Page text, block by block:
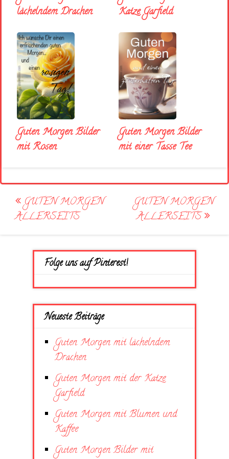
lächelndem Drachen
Katze Garfield
Guten Morgen Bilder
mit Rosen
Guten Morgen Bilder
mit einer Tasse Tee
Post
navigation
GUTEN MORGEN
ALLERSEITS
GUTEN MORGEN
ALLERSEITS
Folge uns auf Pinterest!
Neueste Beiträge
Guten Morgen mit lächelndem
Drachen
Guten Morgen mit der Katze
Garfield
Guten Morgen mit Blumen und
Kaffee
Guten Morgen Bilder mit